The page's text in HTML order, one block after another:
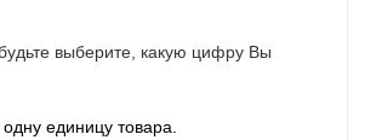
выберите, какую цифру Вы
единицу товара.